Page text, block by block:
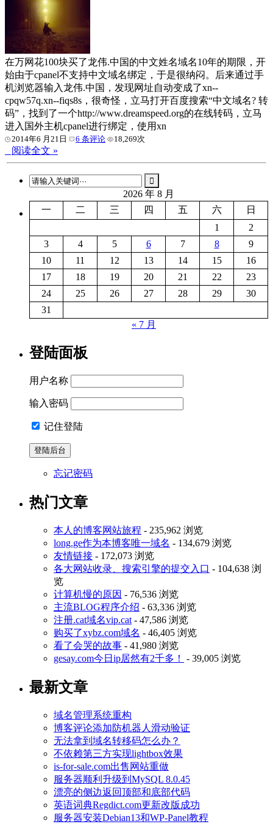
在万网花100块买了龙伟.中国的中文姓名域名10年的期限，开
始由于cpanel不支持中文域名绑定，于是很纳闷。后来通过手
机浏览器输入龙伟.中国，发现网址自动变成了xn--
cpqw57q.xn--fiqs8s，很奇怪，立马打开百度搜索“中文域名? 转
码”，找到了一个http://www.dreamspeed.org的在线转码，立马
进入国外主机cpanel进行绑定，使用xn
2014年6 月21日 6 条评论 18,269次
阅读全文 »
2026 年 8 月
一
二 三 四 五 六
日
1
2
3
4 5 6 7 8
9
10
11 12 13 14 15
16
17
18 19 20 21 22
23
24
25 26 27 28 29
30
31
« 7 月
登陆面板
用户名称
输入密码
记住登陆
忘记密码
热门文章
本人的博客网站旅程 - 235,962 浏览
long.ge作为本博客唯一域名 - 134,679 浏览
友情链接 - 172,073 浏览
各大网站收录、搜索引擎的提交入口 - 104,638 浏
览
计算机慢的原因 - 76,536 浏览
主流BLOG程序介绍 - 63,336 浏览
注册.cat域名vip.cat - 47,586 浏览
购买了xybz.com域名 - 46,405 浏览
看了会哭的故事 - 41,980 浏览
gesay.com今日ip居然有2千多！
- 39,005 浏览
最新文章
域名管理系统重构
博客评论添加防机器人滑动验证
无法拿到域名转移码怎么办？
不依赖第三方实现lightbox效果
is-for-sale.com出售网站重做
服务器顺利升级到MySQL 8.0.45
漂亮的侧边返回顶部和底部代码
英语词典Regdict.com更新改版成功
服务器安装Debian13和WP-Panel教程